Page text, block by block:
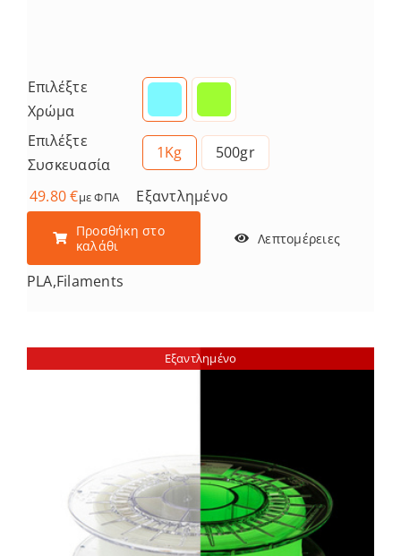
Επιλέξτε
Χρώμα
Επιλέξτε
Συσκευασία
1Kg 500gr
49.80€με ΦΠΑ Εξαντλημένο
Προσθήκη στο
καλάθι
Λεπτομέρειες
PLA,Filaments
Εξαντλημένο